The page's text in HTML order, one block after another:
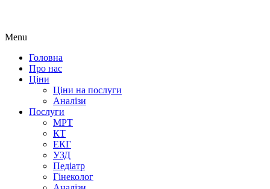
Menu
Головна
Про нас
Ціни
Ціни на послуги
Аналізи
Послуги
МРТ
КТ
ЕКГ
УЗД
Педіатр
Гінеколог